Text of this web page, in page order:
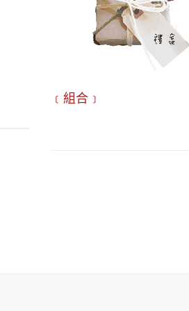
﹝組合﹞